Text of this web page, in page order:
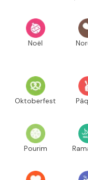
Noël
Oktoberfest
Pourim